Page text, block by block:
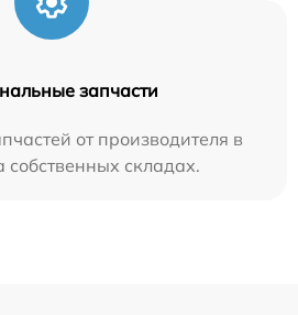
запчасти
от производителя в
собственных складах.